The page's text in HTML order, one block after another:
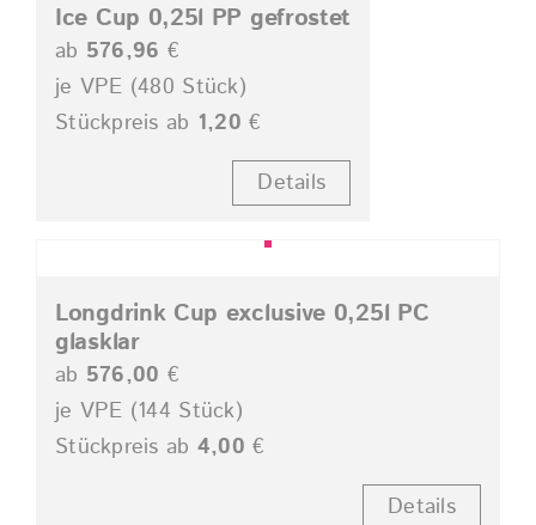
Ice Cup 0,25l PP gefrostet
ab 576,96 €
je VPE (480 Stück)
Stückpreis ab 1,20 €
Details
Longdrink Cup exclusive 0,25l PC
glasklar
ab 576,00 €
je VPE (144 Stück)
Stückpreis ab 4,00 €
Details